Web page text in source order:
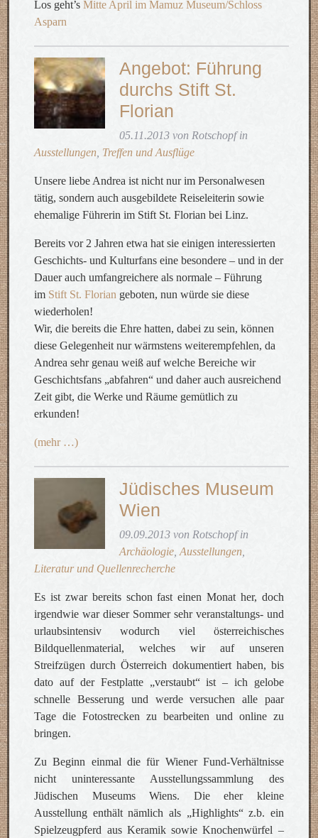
Los geht’sMitte April im Mamuz Museum/Schloss
Asparn
Angebot: Führung
durchs Stift St.
Florian
05.11.2013 von Rotschopf in
Ausstellungen Treffen und Ausflüge
Unsere liebe Andrea ist nicht nur im Personalwesen
tätig, sondern auch ausgebildete Reiseleiterin sowie
ehemalige Führerin im Stift St. Florian bei Linz.
Bereits vor 2 Jahren etwa hat sie einigen interessierten
Geschichts- und Kulturfans eine besondere – und in der
Dauer auch umfangreichere als normale – Führung
im Stift St. Florian geboten, nun würde sie diese
wiederholen!
Wir, die bereits die Ehre hatten, dabei zu sein, können
diese Gelegenheit nur wärmstens weiterempfehlen, da
Andrea sehr genau weiß auf welche Bereiche wir
Geschichtsfans „abfahren“ und daher auch ausreichend
Zeit gibt, die Werke und Räume gemütlich zu
erkunden!
(mehr …)
Jüdisches Museum
Wien
09.09.2013 von Rotschopf in
Archäologie ,Ausstellungen
Literatur und Quellenrecherche
Es ist zwar bereits schon fast einen Monat her, doch
irgendwie war dieser Sommer sehr veranstaltungs- und
urlaubsintensiv wodurch viel österreichisches
Bildquellenmaterial, welches wir auf unseren
Streifzügen durch Österreich dokumentiert haben, bis
dato auf der Festplatte „verstaubt“ ist – ich gelobe
schnelle Besserung und werde versuchen alle paar
Tage die Fotostrecken zu bearbeiten und online zu
bringen.
Zu Beginn einmal die für Wiener Fund-Verhältnisse
nicht uninteressante Ausstellungssammlung des
Jüdischen Museums Wiens. Die eher kleine
Ausstellung enthält nämlich als „Highlights“ z.b. ein
Spielzeugpferd aus Keramik sowie Knochenwürfel –